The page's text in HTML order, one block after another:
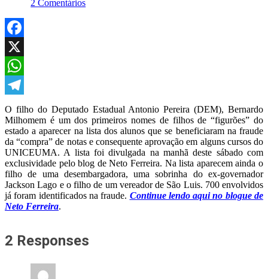
2 Comentários
Facebook
X
WhatsApp
Telegram
O filho do Deputado Estadual Antonio Pereira (DEM), Bernardo
Milhomem é um dos primeiros nomes de filhos de “figurões” do
estado a aparecer na lista dos alunos que se beneficiaram na fraude
da “compra” de notas e consequente aprovação em alguns cursos do
UNICEUMA. A lista foi divulgada na manhã deste sábado com
exclusividade pelo blog de Neto Ferreira. Na lista aparecem ainda o
filho de uma desembargadora, uma sobrinha do ex-governador
Jackson Lago e o filho de um vereador de São Luis. 700 envolvidos
já foram identificados na fraude. Continue lendo aqui no blogue de
Neto Ferreira.
2 Responses